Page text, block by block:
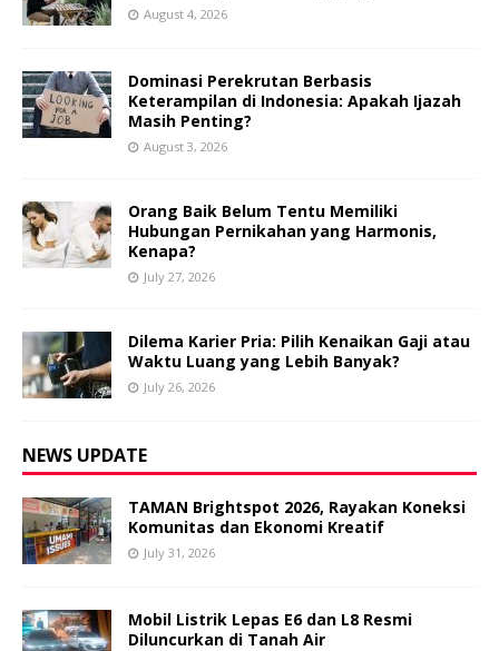
August 4, 2026
Dominasi Perekrutan Berbasis
Keterampilan di Indonesia: Apakah Ijazah
Masih Penting?
August 3, 2026
Orang Baik Belum Tentu Memiliki
Hubungan Pernikahan yang Harmonis,
Kenapa?
July 27, 2026
Dilema Karier Pria: Pilih Kenaikan Gaji atau
Waktu Luang yang Lebih Banyak?
July 26, 2026
NEWS UPDATE
TAMAN Brightspot 2026, Rayakan Koneksi
Komunitas dan Ekonomi Kreatif
July 31, 2026
Mobil Listrik Lepas E6 dan L8 Resmi
Diluncurkan di Tanah Air